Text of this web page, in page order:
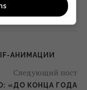
АНИМАЦИИ
Следующий пост
«ДО КОНЦА ГОДА